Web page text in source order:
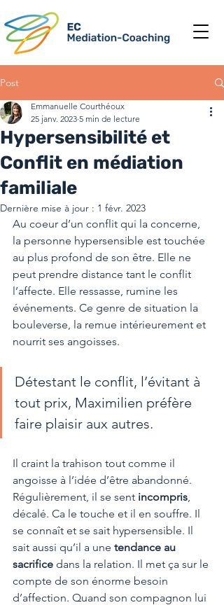
Post
Hypersensibilité et
Conflit en médiation
familiale
Emmanuelle Courthéoux
25 janv. 2023 5 min de lecture
Dernière mise à jour : 1 févr. 2023
Au coeur d’un conflit qui la concerne,
la personne hypersensible est touchée
au plus profond de son être. Elle ne
peut prendre distance tant le conflit
l’affecte. Elle ressasse, rumine les
événements. Ce genre de situation la
bouleverse, la remue intérieurement et
nourrit ses angoisses.
Détestant le conflit, l’évitant à
tout prix, Maximilien préfère
faire plaisir aux autres.
Il craint la trahison tout comme il
angoisse à l’idée d’être abandonné.
Régulièrement, il se sent incompris,
décalé. Ca le touche et il en souffre. Il
se connaît et se sait hypersensible. Il
sait aussi qu’il a une tendance au
sacrifice dans la relation. Il met ça sur le
compte de son énorme besoin
d’affection. Quand son compagnon lui